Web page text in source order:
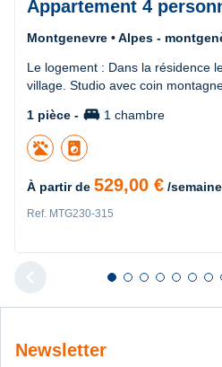
Appartement 4
Montgenevre • Alpes -
Le logement : Dans la résidence
village. Studio avec coin
1 pièce - king_bed 1 chambre
local_laundry_service
À partir de 529,00 € /semaine
Ref. MTG230-315
Diapositive 1 sur 12
Diapositive 2 sur
Diapositive 3
Diapositive
Newsletter